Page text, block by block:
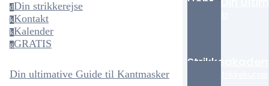
dDin strikkerejse
kKontakt
kKalender
gGRATIS
Din ultimative Guide til Kantmasker